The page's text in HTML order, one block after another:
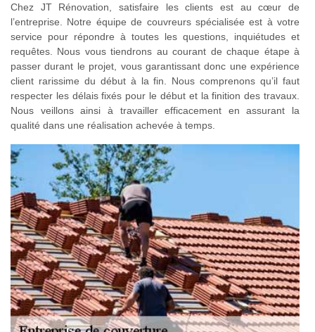
Chez JT Rénovation, satisfaire les clients est au cœur de
l’entreprise. Notre équipe de couvreurs spécialisée est à votre
service pour répondre à toutes les questions, inquiétudes et
requêtes. Nous vous tiendrons au courant de chaque étape à
passer durant le projet, vous garantissant donc une expérience
client rarissime du début à la fin. Nous comprenons qu’il faut
respecter les délais fixés pour le début et la finition des travaux.
Nous veillons ainsi à travailler efficacement en assurant la
qualité dans une réalisation achevée à temps.